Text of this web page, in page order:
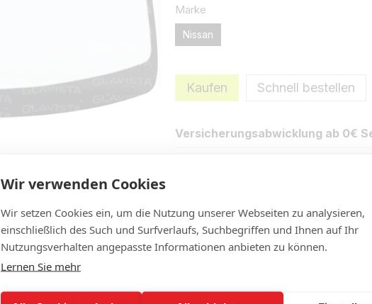
Marke
Nissan
Kaufen Schnell bestellen
Versicherungsabwicklung ab 0€
Neue
Wir verwenden Cookies
Wir setzen Cookies ein, um die Nutzung unserer Webseiten zu analysieren,
einschließlich des Such und Surfverlaufs, Suchbegriffen und Ihnen auf Ihr
Nutzungsverhalten angepasste Informationen anbieten zu können.
Lernen Sie mehr